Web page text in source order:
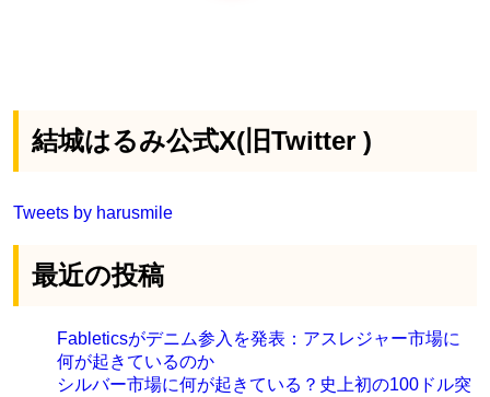
結城はるみ公式X(旧Twitter )
Tweets by harusmile
最近の投稿
Fableticsがデニム参入を発表：アスレジャー市場に
何が起きているのか
シルバー市場に何が起きている？史上初の100ドル突